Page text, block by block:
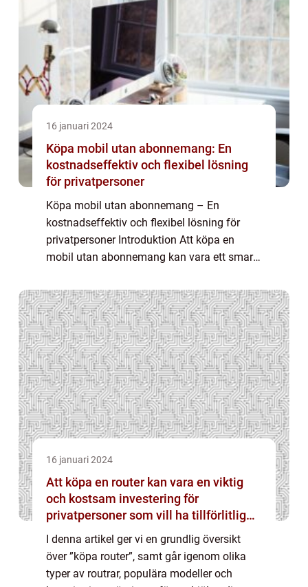
16 januari 2024
Köpa mobil utan abonnemang: En
kostnadseffektiv och flexibel lösning
för privatpersoner
Köpa mobil utan abonnemang – En
kostnadseffektiv och flexibel lösning för
privatpersoner Introduktion Att köpa en
mobil utan abonnemang kan vara ett smart
över sin mobilkostnad och inte vill vara
bund...
16 januari 2024
Att köpa en router kan vara en viktig
och kostsam investering för
privatpersoner som vill ha tillförlitlig
och snabb internetuppkoppling i sina
I denna artikel ger vi en grundlig översikt
över ”köpa router”, samt går igenom olika
typer av routrar, populära modeller och